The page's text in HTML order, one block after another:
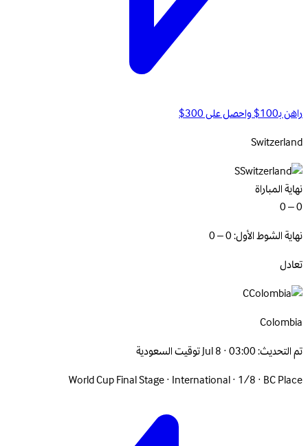
راهن بـ100$ واحصل على 300$
Switzerland
S
نهاية المباراة
0 – 0
نهاية الشوط الأول: 0 – 0
تعادل
C
Colombia
تم التحديث:Jul 8 · 03:00 توقيت السعودية
World Cup Final Stage· International· 1/8· BC Place